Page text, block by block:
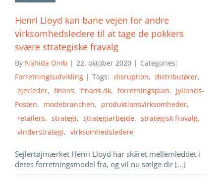
Henri Lloyd kan bane vejen for andre
virksomhedsledere til at tage de pokkers
svære strategiske fravalg
By Nahida Onib | 22. oktober 2020 | Categories:
Forretningsudvikling | Tags: disruption, distributører,
ejerleder, finans, finans.dk, forretningsplan, Jyllands-
Posten, modebranchen, produktionsvirksomheder,
retailers, strategi, strategiarbejde, strategisk fravalg,
vinderstrategi, virksomhedsledere
Sejlertøjmærket Henri Lloyd har skåret mellemleddet i
deres forretningsmodel fra, og vil nu sælge dir [...]